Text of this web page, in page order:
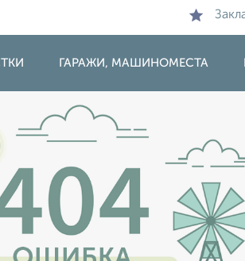
ГАРАЖИ, МАШИНОМЕСТА